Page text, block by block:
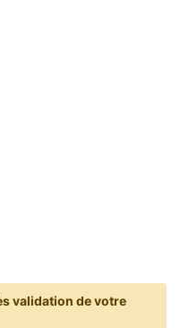
validation de votre